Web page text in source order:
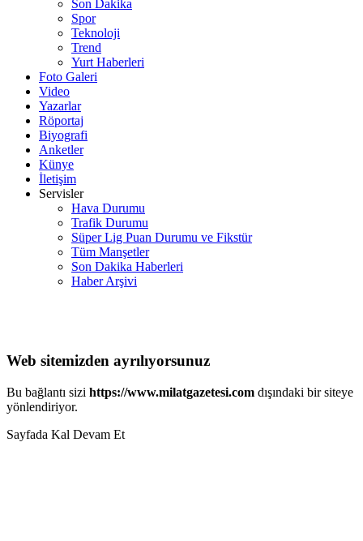
Son Dakika
Spor
Teknoloji
Trend
Yurt Haberleri
Foto Galeri
Video
Yazarlar
Röportaj
Biyografi
Anketler
Künye
İletişim
Servisler
Hava Durumu
Trafik Durumu
Süper Lig Puan Durumu ve Fikstür
Tüm Manşetler
Son Dakika Haberleri
Haber Arşivi
Web sitemizden ayrılıyorsunuz
Bu bağlantı sizi https://www.milatgazetesi.com dışındaki bir siteye
yönlendiriyor.
Sayfada Kal Devam Et